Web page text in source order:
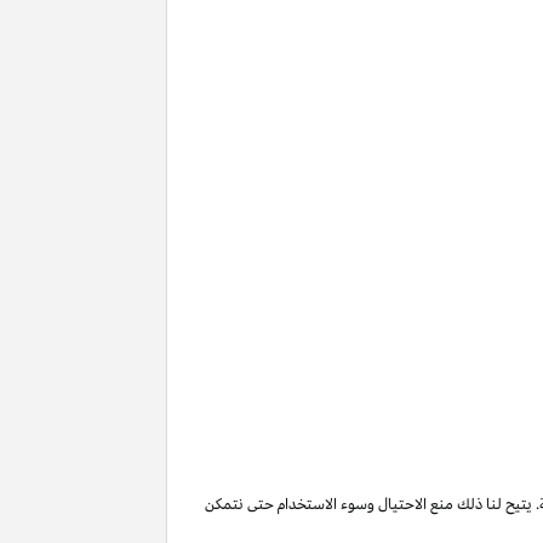
يتيح لنا ذلك منع الاحتيال وسوء الاستخدام حتى نتمكن